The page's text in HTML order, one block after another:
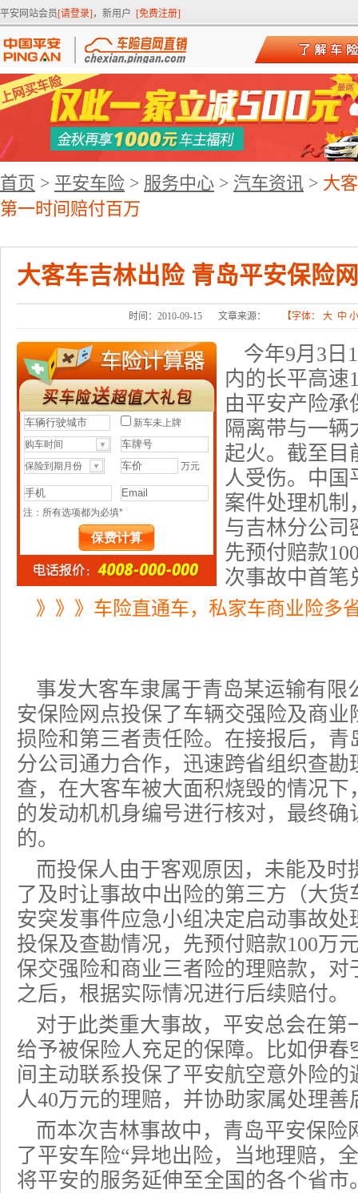
平安网站会员[请登录] ，新用户 [免费注册]
首页 > 平安车险 > 服务中心 > 汽车资讯 > 大
第一时间赔付百万
大客车吉林出险 青岛平安保险
时间：2010-09-15 文章来源： 【字体： 大 中 小
今年9月3日
内的长平高速
由平安产险承
隔离带与一
起火。截至目
人受伤。中国
案件处理机制
与吉林分公司
先预付赔款
次事故中首笔
》》》车险直通车，私家车商业险多
事发大客车隶属于青岛某运输有限
安保险网点投保了车辆交强险及商业
损险和第三者责任险。在接报后，
分公司通力合作，迅速跨省组织查
查，在大客车被大面积烧毁的情况
的发动机机身编号进行核对，最终
的。
而投保人由于客观原因，未能及时
了及时让事故中出险的第三方（大
安突发事件应急小组决定启动事故
投保及查勘情况，先预付赔款100万
保交强险和商业三者险的理赔款，对
之后，根据实际情况进行后续赔付。
对于此类重大事故，平安总会在第
给予被保险人充足的保障。比如伊
间主动联系投保了平安航空意外险
人40万元的理赔，并协助家属处理善
而本次吉林事故中，青岛平安保险
了平安车险“异地出险，当地理赔，
将平安的服务延伸至全国的各个省